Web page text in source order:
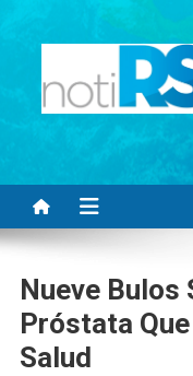
Noti RSE
Noticias con sentido
Nueve Bulos
Próstata
Salud